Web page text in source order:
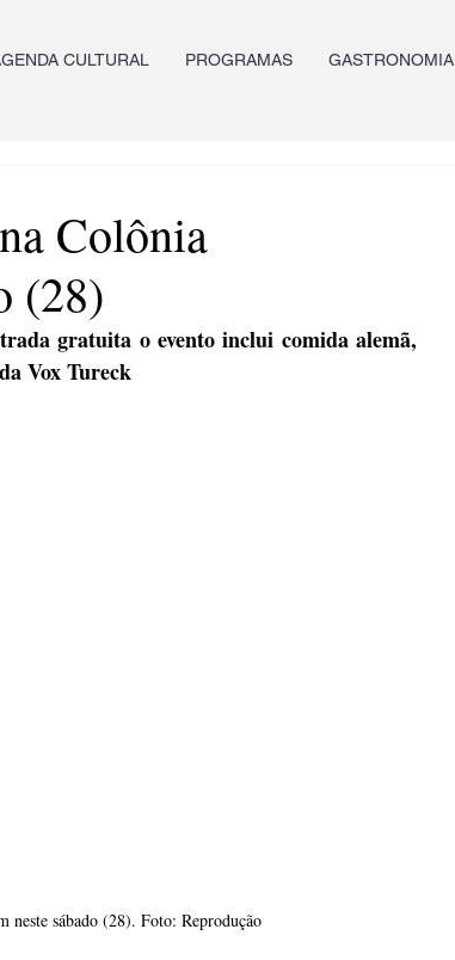
CULTURAL PROGRAMAS GASTRONOMIA
Colônia
(28)
gratuita o evento inclui comida alemã,
Vox Tureck
neste sábado (28). Foto: Reprodução